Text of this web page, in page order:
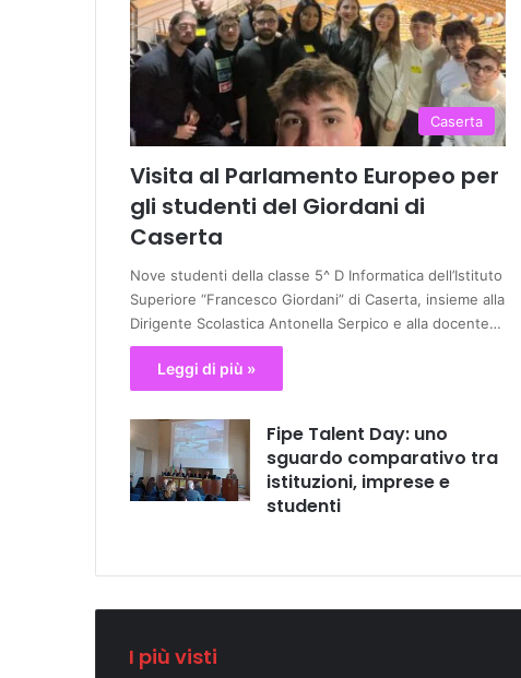
Caserta
Visita al Parlamento Europeo per
gli studenti del Giordani di
Caserta
Nove studenti della classe 5^ D Informatica dell’Istituto
Superiore “Francesco Giordani” di Caserta, insieme alla
Dirigente Scolastica Antonella Serpico e alla docente…
Leggi di più »
Fipe Talent Day: uno
sguardo comparativo tra
istituzioni, imprese e
studenti
I più visti